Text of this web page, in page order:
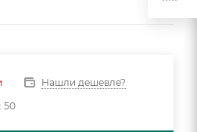
Нашли дешевле?
50